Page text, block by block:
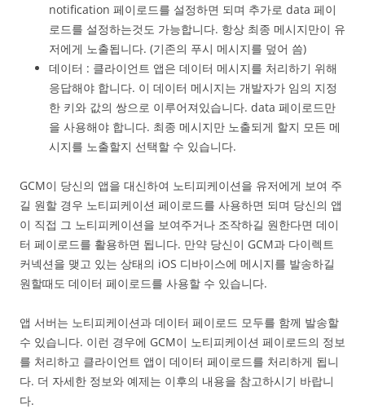
notification 페이로드를 설정하면 되며 추가로 data 페이
로드를 설정하는것도 가능합니다. 항상 최종 메시지만이 유
저에게 노출됩니다. (기존의 푸시 메시지를 덮어 씀)
데이터 : 클라이언트 앱은 데이터 메시지를 처리하기 위해
응답해야 합니다. 이 데이터 메시지는 개발자가 임의 지정
한 키와 값의 쌍으로 이루어져있습니다. data 페이로드만
을 사용해야 합니다. 최종 메시지만 노출되게 할지 모든 메
시지를 노출할지 선택할 수 있습니다.
GCM이 당신의 앱을 대신하여 노티피케이션을 유저에게 보여 주
길 원할 경우 노티피케이션 페이로드를 사용하면 되며 당신의 앱
이 직접 그 노티피케이션을 보여주거나 조작하길 원한다면 데이
터 페이로드를 활용하면 됩니다. 만약 당신이 GCM과 다이렉트
커넥션을 맺고 있는 상태의 iOS 디바이스에 메시지를 발송하길
원할때도 데이터 페이로드를 사용할 수 있습니다.
앱 서버는 노티피케이션과 데이터 페이로드 모두를 함께 발송할
수 있습니다. 이런 경우에 GCM이 노티피케이션 페이로드의 정보
를 처리하고 클라이언트 앱이 데이터 페이로드를 처리하게 됩니
다. 더 자세한 정보와 예제는 이후의 내용을 참고하시기 바랍니
다.